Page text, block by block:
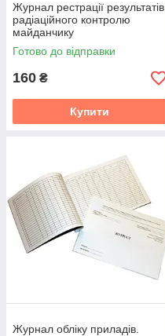
Журнал рестрації результатів
радіаційного контролю
майданчику
Готово до відправки
160 ₴
Купити
Журнал обліку приладів.